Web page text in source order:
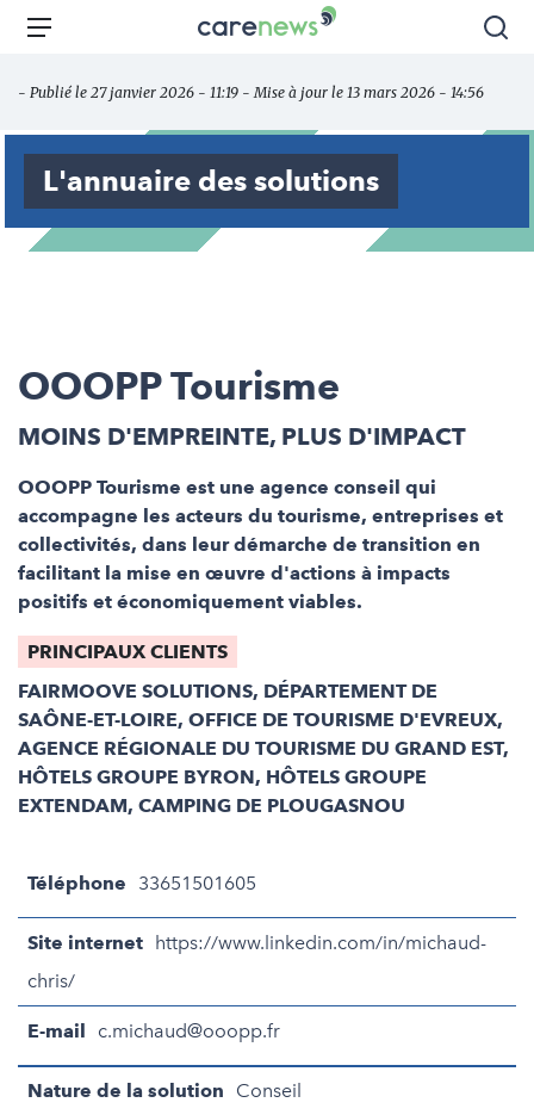
Aller
principal
Carenews,
des
acteurs
l'engagement
Menu
- Publié le 27 janvier 2026 - 11:19 - Mise à jour le 13 mars 2026 - 14:56
L'annuaire des solutions
OOOPP Tourisme
MOINS D'EMPREINTE, PLUS D'IMPACT
OOOPP Tourisme est une agence conseil qui
accompagne les acteurs du tourisme, entreprises et
collectivités, dans leur démarche de transition en
facilitant la mise en œuvre d'actions à impacts
positifs et économiquement viables.
PRINCIPAUX CLIENTS
FAIRMOOVE SOLUTIONS, DÉPARTEMENT DE
SAÔNE-ET-LOIRE, OFFICE DE TOURISME D'EVREUX,
AGENCE RÉGIONALE DU TOURISME DU GRAND EST,
HÔTELS GROUPE BYRON, HÔTELS GROUPE
EXTENDAM, CAMPING DE PLOUGASNOU
Téléphone 33651501605
Site internet
https://www.linkedin.com/in/michaud-
chris/
E-mail c.michaud@ooopp.fr
Nature de la solution Conseil